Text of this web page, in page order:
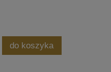
do koszyka